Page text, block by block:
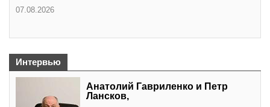
07.08.2026
Интервью
Анатолий Гавриленко и Петр
Лансков,